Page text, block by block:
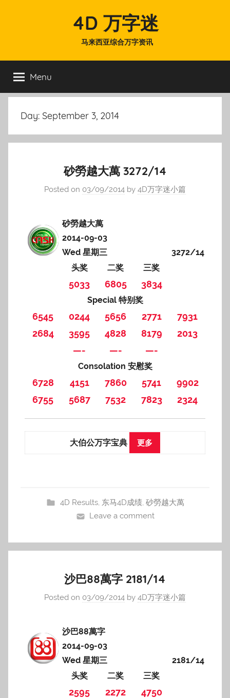
4D 万字迷
马来西亚综合万字资讯
Menu
Day: September 3, 2014
砂勞越大萬 3272/14
Posted on 03/09/2014 by 4D万字迷小篇
砂勞越大萬
2014-09-03
Wed 星期三
3272/14
头奖
二奖 三奖
5033 6805 3834
Special 特别奖
6545 0244 5656 2771
7931
2684
3595 4828 8179
2013
—-
—- —-
Consolation 安慰奖
6728 4151 7860 5741
9902
6755
5687 7532 7823 2324
大伯公万字宝典 更多
4D Results, 东马4D成绩, 砂勞越大萬
Leave a comment
沙巴88萬字 2181/14
Posted on 03/09/2014 by 4D万字迷小篇
沙巴88萬字
2014-09-03
Wed 星期三
2181/14
头奖
二奖 三奖
2595 2272 4750